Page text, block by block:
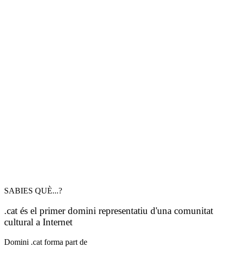
SABIES QUÈ...?
.cat és el primer domini representatiu d'una comunitat
cultural a Internet
Domini .cat forma part de